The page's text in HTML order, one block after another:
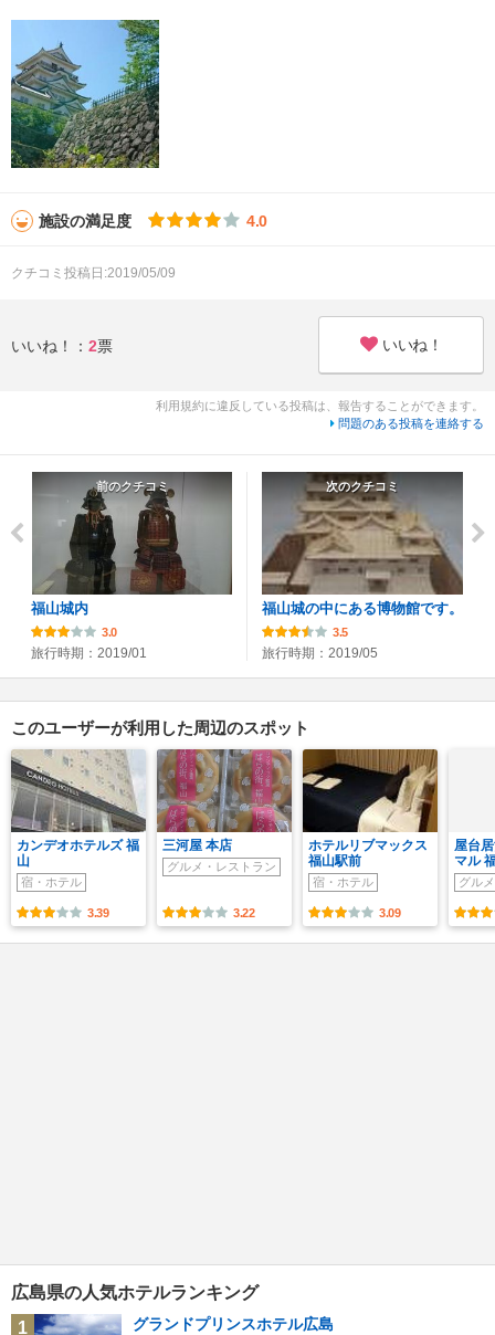
施設の満足度 4.0
クチコミ投稿日:2019/05/09
いいね！： 2票 いいね！
利用規約に違反している投稿は、報告することができます。
問題のある投稿を連絡する
前のクチコミ
福山城内
3.0
旅行時期：2019/01
次のクチコミ
福山城の中にある博物館です。
3.5
旅行時期：2019/05
このユーザーが利用した周辺のスポット
カンデオホテルズ 福
山
宿・ホテル
3.39
三河屋 本店
グルメ・レストラン
3.22
ホテルリブマックス
福山駅前
宿・ホテル
3.09
屋台
マル
グル
広島県の人気ホテルランキング
1
グランドプリンスホテル広島